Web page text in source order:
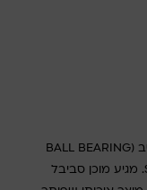
Shout 414AB Assist BB Swivel סביבל מיסב (BALL BEARING
SWIVEL) איכותי וחזק במיוחד מבית SHOUT. מגיע מוכן סביבל